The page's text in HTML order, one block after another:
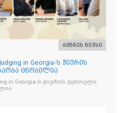
ბიზნეს ნიუსი
in Georgia-ს ჟიურის
ცნობილია
in Georgia-ს ჟიურის უცხოელი